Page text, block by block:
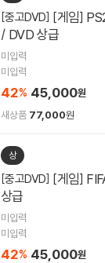
[중고DVD]
/ DVD 상급
미입력
미입력
42% 45,000원
새상품 77,000원
상
[중고DVD]
상급
미입력
미입력
42% 45,000원